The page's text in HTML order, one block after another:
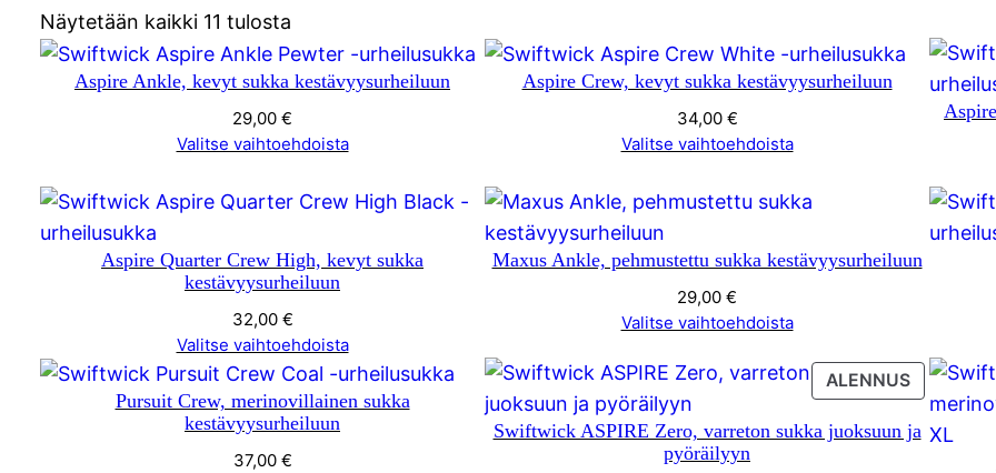
Näytetään kaikki 11 tulosta
Aspire Ankle, kevyt sukka kestävyysurheiluun
29,00 €
Valitse vaihtoehdoista
Aspire Crew, kevyt sukka kestävyysurheiluun
34,00 €
Valitse vaihtoehdoista
Aspire Quarter Crew High, kevyt sukka
kestävyysurheiluun
32,00 €
Valitse vaihtoehdoista
Maxus Ankle, pehmustettu sukka kestävyysurheiluun
29,00 €
Valitse vaihtoehdoista
Pursuit Crew, merinovillainen sukka
kestävyysurheiluun
37,00 €
ALENNUSTUOTE
Swiftwick ASPIRE Zero, varreton sukka juoksuun ja
pyöräilyyn